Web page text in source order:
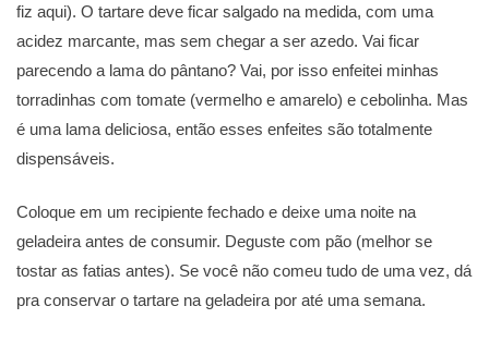
fiz aqui). O tartare deve ficar salgado na medida, com uma
acidez marcante, mas sem chegar a ser azedo. Vai ficar
parecendo a lama do pântano? Vai, por isso enfeitei minhas
torradinhas com tomate (vermelho e amarelo) e cebolinha. Mas
é uma lama deliciosa, então esses enfeites são totalmente
dispensáveis.
Coloque em um recipiente fechado e deixe uma noite na
geladeira antes de consumir. Deguste com pão (melhor se
tostar as fatias antes). Se você não comeu tudo de uma vez, dá
pra conservar o tartare na geladeira por até uma semana.